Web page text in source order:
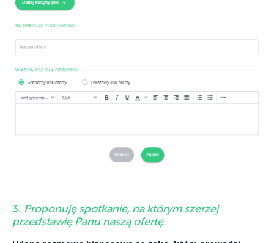
3. Proponuję spotkanie, na którym szerzej
przedstawię Panu naszą ofertę.